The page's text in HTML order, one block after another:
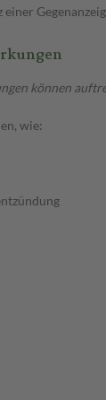
können
wie: